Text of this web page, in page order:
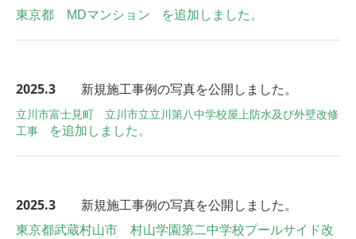
東京都 MDマンション
を追加しました。
2025.3 新規施工事例の写真を公開しました。
立川市富士見町 立川市立立川第八中学校屋上防水及び外壁改修
工事
を追加しました。
2025.3 新規施工事例の写真を公開しました。
東京都武蔵村山市 村山学園第二中学校プールサイド改